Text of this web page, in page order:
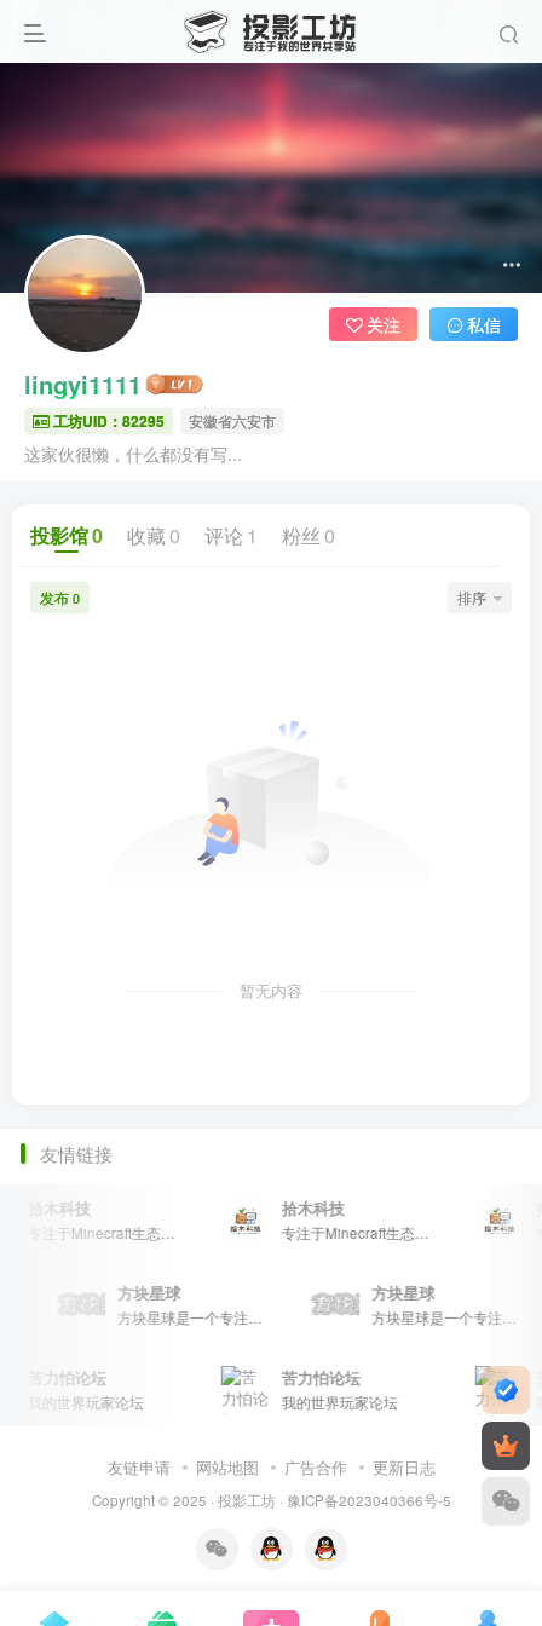
lingyi1111
工坊UID：82295 安徽省六安市
这家伙很懒，什么都没有写...
关注 私信
投影馆0 收藏 0 评论 1 粉丝 0
发布 0 排序
暂无内容
友情链接
拾木科技
专注于Minecraft生态建设
拾木科技
专注于Minecraft生态建设
方块星球
方块星球是一个专注于我的世界的中文论坛，提供丰富的资源分享、玩家交流和创意展示，包括地图、皮肤、数据包等内容，打造Minecraft玩家的专属社区乐园！
方块星球
方块星球是一个专注于我的世界的中文论坛，提供丰富的资源分享、玩家交流和创意展示，包括地图、皮肤、数据包等内容，打造Minecraft玩家的专属社区乐园！
苦力怕论坛
我的世界玩家论坛
苦力怕论坛
我的世界玩家论坛
友链申请 网站地图 广告合作 更新日志
Copyright © 2025 · 投影工坊· 豫ICP备2023040366号-5